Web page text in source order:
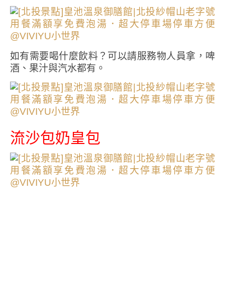
如有需要喝什麼飲料？可以請服務物人員拿，啤
酒、果汁與汽水都有。
流沙包奶皇包